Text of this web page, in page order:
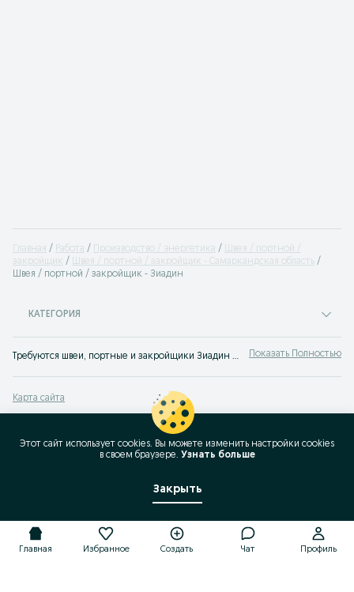
Главная Работа Производство / энергетика
Швея / портной /
закройщик
Швея / портной / закройщик - Самаркандская область
Швея / портной / закройщик - Зиадин
КАТЕГОРИЯ
Требуются швеи, портные и закройщики Зиадин ✔️ Множество предложений ✔️ Работа в цеху или надомная ⭐ Лучшие работодатели ⮞⮞ OLX.uz! Показать Полностью
Карта сайта
Карта бизнес-страницы
Популярные запросы
Главная Избранное Создать Чат Профиль
Этот сайт использует cookies. Вы можете изменить настройки cookies
в своeм браузере. Узнать больше
Закрыть